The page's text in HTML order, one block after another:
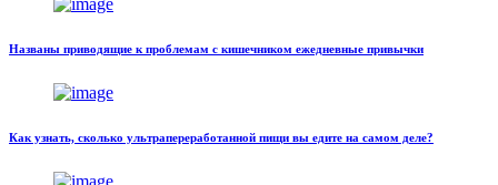
Названы приводящие к проблемам с кишечником ежедневные привычки
Как узнать, сколько ультрапереработанной пищи вы едите на самом деле?